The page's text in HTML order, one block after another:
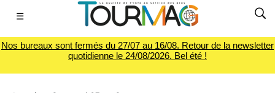
☰
Nos bureaux sont fermés du 27/07 au 16/08. Retour de la newsletter
quotidienne le 24/08/2026. Bel été !